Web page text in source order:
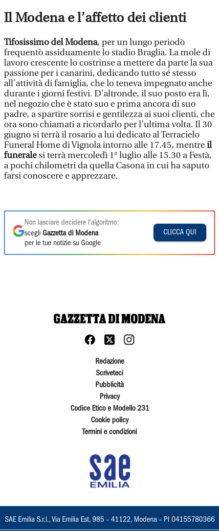
Il Modena e l’affetto dei clienti
Tifosissimo del Modena, per un lungo periodò
frequentò assiduamente lo stadio Braglia. La mole di
lavoro crescente lo costrinse a mettere da parte la sua
passione per i canarini, dedicando tutto sé stesso
all’attività di famiglia, che lo teneva impegnato anche
durante i giorni festivi. D'altronde, il suo posto era lì,
nel negozio che è stato suo e prima ancora di suo
padre, a spartire sorrisi e gentilezza ai suoi clienti, che
ora sono chiamati a ricordarlo per l’ultima volta. Il 30
giugno si terrà il rosario a lui dedicato al Terracielo
Funeral Home di Vignola intorno alle 17.45, mentreil
funeralesi terrà mercoledì 1° luglio alle 15.30 a Festà,
a pochi chilometri da quella Casona in cui ha saputo
farsi conoscere e apprezzare.
Non lasciare decidere l'algoritmo:
scegli Gazzetta di Modena
per le tue notizie su Google
CLICCA QUI
Redazione
Scriveteci
Pubblicità
Privacy
Codice Etico e Modello 231
Cookie policy
Termini e condizioni
SAE Emilia S.r.l., Via Emilia Est, 985 – 41122, Modena – PI 04155780366